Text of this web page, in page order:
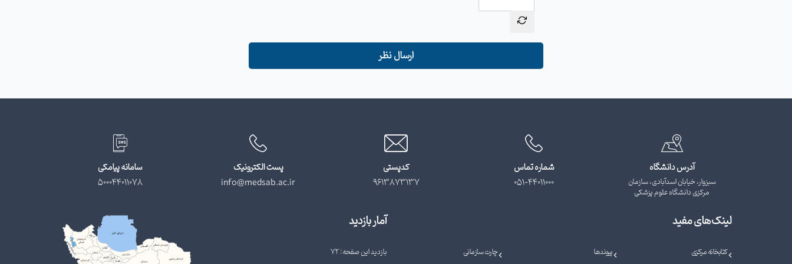
ارسال نظر
آدرس دانشگاه
سبزوار، خیابان اسدآبادی، سازمان
مرکزی دانشگاه علوم پزشکی
شماره تماس
051-44011000
کدپستی
9613873137
پست الکترونیک
info@medsab.ac.ir
سامانه پیامکی
500044011078
لینک‌های مفید
کتابخانه مرکزی پیوندها چارت سازمانی
آمار بازدید
بازدید این صفحه: 72